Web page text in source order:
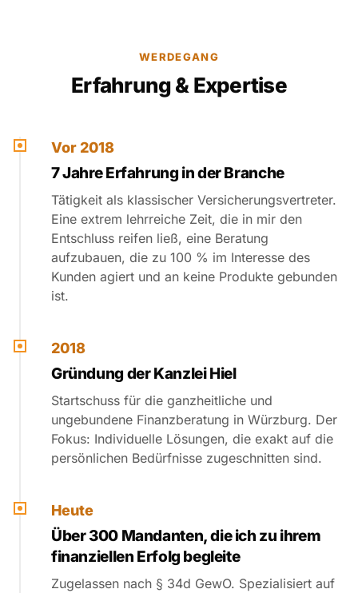
WERDEGANG
Erfahrung & Expertise
Vor 2018
7 Jahre Erfahrung in der Branche
Tätigkeit als klassischer Versicherungsvertreter.
Eine extrem lehrreiche Zeit, die in mir den
Entschluss reifen ließ, eine Beratung
aufzubauen, die zu 100 % im Interesse des
Kunden agiert und an keine Produkte gebunden
ist.
2018
Gründung der Kanzlei Hiel
Startschuss für die ganzheitliche und
ungebundene Finanzberatung in Würzburg. Der
Fokus: Individuelle Lösungen, die exakt auf die
persönlichen Bedürfnisse zugeschnitten sind.
Heute
Über 300 Mandanten, die ich zu ihrem
finanziellen Erfolg begleite
Zugelassen nach § 34d GewO. Spezialisiert auf